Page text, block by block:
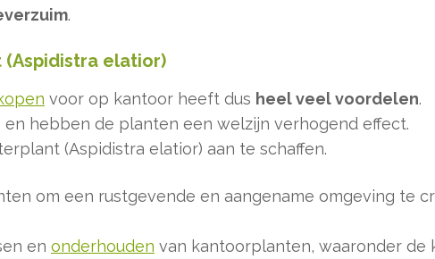
.
elatior)
voor op kantoor heeft dus heel veel voordelen.
hebben de planten een welzijn verhogend effect.
(Aspidistra elatior) aan te schaffen.
om een rustgevende en aangename omgeving te
en onderhouden van kantoorplanten, waaronder de